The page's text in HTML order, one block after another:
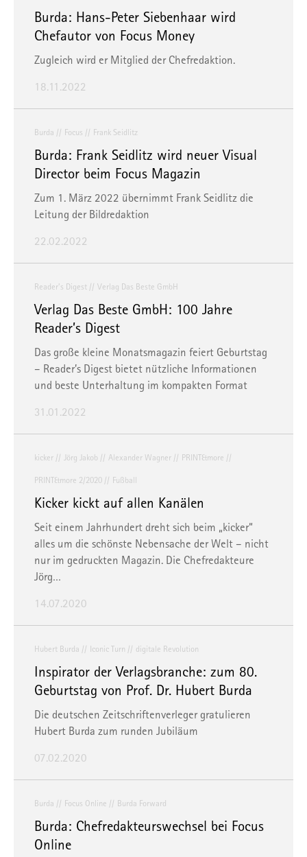
Burda: Hans-Peter Siebenhaar wird
Chefautor von Focus Money
Zugleich wird er Mitglied der Chefredaktion.
18.11.2022
Burda Focus Frank Seidlitz
Burda: Frank Seidlitz wird neuer Visual
Director beim Focus Magazin
Zum 1. März 2022 übernimmt Frank Seidlitz die
Leitung der Bildredaktion
22.02.2022
Reader’s Digest Verlag Das Beste GmbH
Verlag Das Beste GmbH: 100 Jahre
Reader’s Digest
Das große kleine Monatsmagazin feiert Geburtstag
– Reader’s Digest bietet nützliche Informationen
und beste Unterhaltung im kompakten Format
31.01.2022
kicker Jörg Jakob Alexander Wagner PRINT&more
PRINT&more 2/2020 Fußball
Kicker kickt auf allen Kanälen
Seit einem Jahrhundert dreht sich beim „kicker“
alles um die schönste Nebensache der Welt – nicht
nur im gedruckten Magazin. Die Chefredakteure
Jörg…
14.07.2020
Hubert Burda Iconic Turn digitale Revolution
Inspirator der Verlagsbranche: zum 80.
Geburtstag von Prof. Dr. Hubert Burda
Die deutschen Zeitschriftenverleger gratulieren
Hubert Burda zum runden Jubiläum
07.02.2020
Burda Focus Online Burda Forward
Burda: Chefredakteurswechsel bei Focus
Online